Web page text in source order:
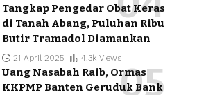
Tangkap Pengedar Obat Keras
di Tanah Abang, Puluhan Ribu
Butir Tramadol Diamankan
21 April 2025 4.3k Views
Uang Nasabah Raib, Ormas
KKPMP Banten Geruduk Bank